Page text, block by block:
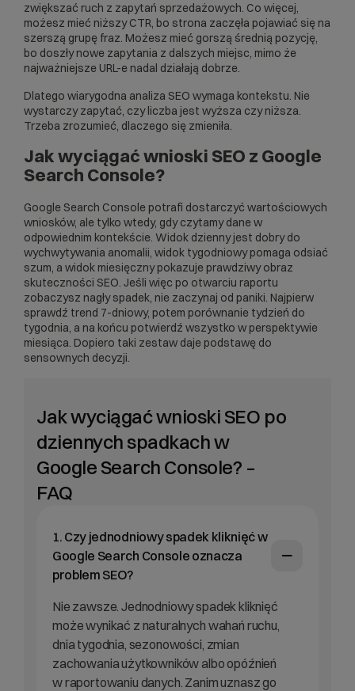
zwiększać ruch z zapytań sprzedażowych. Co więcej,
możesz mieć niższy CTR, bo strona zaczęła pojawiać się na
szerszą grupę fraz. Możesz mieć gorszą średnią pozycję,
bo doszły nowe zapytania z dalszych miejsc, mimo że
najważniejsze URL-e nadal działają dobrze.
Dlatego wiarygodna analiza SEO wymaga kontekstu. Nie
wystarczy zapytać, czy liczba jest wyższa czy niższa.
Trzeba zrozumieć, dlaczego się zmieniła.
Jak wyciągać wnioski SEO z Google
Search Console?
Google Search Console potrafi dostarczyć wartościowych
wniosków, ale tylko wtedy, gdy czytamy dane w
odpowiednim kontekście. Widok dzienny jest dobry do
wychwytywania anomalii, widok tygodniowy pomaga odsiać
szum, a widok miesięczny pokazuje prawdziwy obraz
skuteczności SEO. Jeśli więc po otwarciu raportu
zobaczysz nagły spadek, nie zaczynaj od paniki. Najpierw
sprawdź trend 7-dniowy, potem porównanie tydzień do
tygodnia, a na końcu potwierdź wszystko w perspektywie
miesiąca. Dopiero taki zestaw daje podstawę do
sensownych decyzji.
Jak wyciągać wnioski SEO po
dziennych spadkach w
Google Search Console? –
FAQ
1. Czy jednodniowy spadek kliknięć w
Google Search Console oznacza
problem SEO?
Nie zawsze. Jednodniowy spadek kliknięć
może wynikać z naturalnych wahań ruchu,
dnia tygodnia, sezonowości, zmian
zachowania użytkowników albo opóźnień
w raportowaniu danych. Zanim uznasz go